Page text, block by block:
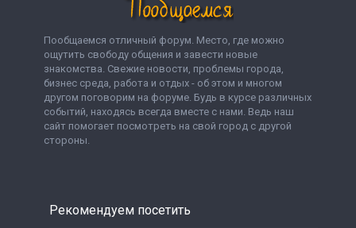
Пообщаемся отличный форум. Место, где можно
ощутить свободу общения и завести новые
знакомства. Свежие новости, проблемы города,
бизнес среда, работа и отдых - об этом и многом
другом поговорим на форуме. Будь в курсе различных
событий, находясь всегда вместе с нами. Ведь наш
сайт помогает посмотреть на свой город с другой
стороны.
Рекомендуем посетить